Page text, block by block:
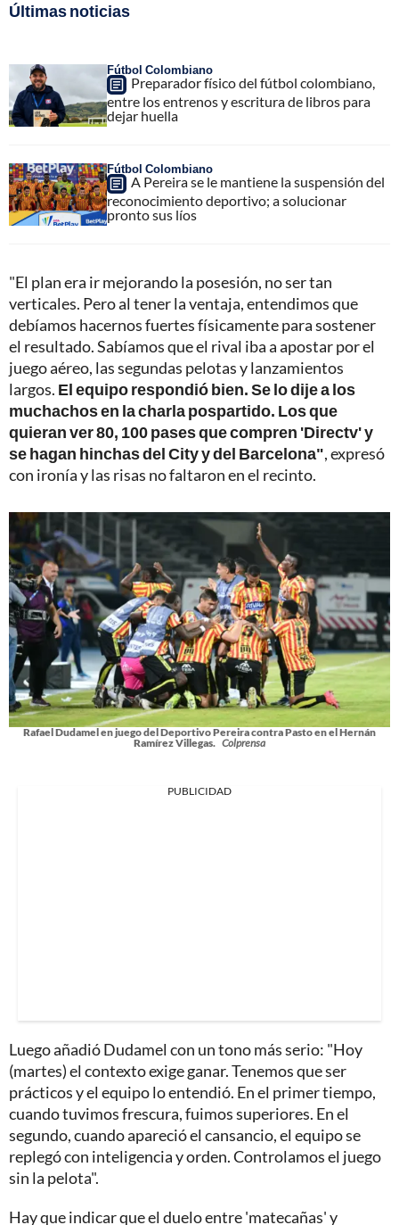
Últimas noticias
Fútbol Colombiano
Preparador físico del fútbol colombiano,
entre los entrenos y escritura de libros para
dejar huella
Fútbol Colombiano
A Pereira se le mantiene la suspensión del
reconocimiento deportivo; a solucionar
pronto sus líos
"El plan era ir mejorando la posesión, no ser tan
verticales. Pero al tener la ventaja, entendimos que
debíamos hacernos fuertes físicamente para sostener
el resultado. Sabíamos que el rival iba a apostar por el
juego aéreo, las segundas pelotas y lanzamientos
largos. El equipo respondió bien. Se lo dije a los
muchachos en la charla pospartido. Los que
quieran ver 80, 100 pases que compren 'Directv' y
se hagan hinchas del City y del Barcelona", expresó
con ironía y las risas no faltaron en el recinto.
Rafael Dudamel en juego del Deportivo Pereira contra Pasto en el Hernán
Ramírez Villegas. Colprensa
PUBLICIDAD
Luego añadió Dudamel con un tono más serio: "Hoy
(martes) el contexto exige ganar. Tenemos que ser
prácticos y el equipo lo entendió. En el primer tiempo,
cuando tuvimos frescura, fuimos superiores. En el
segundo, cuando apareció el cansancio, el equipo se
replegó con inteligencia y orden. Controlamos el juego
sin la pelota".
Hay que indicar que el duelo entre 'matecañas' y